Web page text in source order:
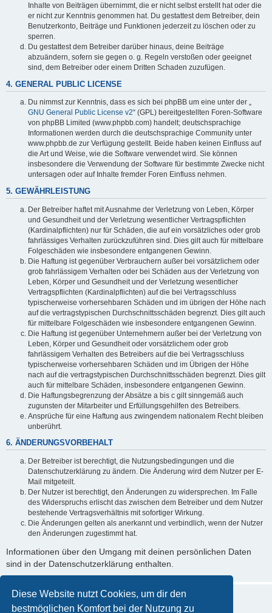
Diese Website nutzt Cookies, um dir den
bestmöglichen Komfort bei der Nutzung zu
Inhalte von Beiträgen übernimmt, die er nicht selbst erstellt hat oder die
er nicht zur Kenntnis genommen hat. Du gestattest dem Betreiber, dein
Benutzerkonto, Beiträge und Funktionen jederzeit zu löschen oder zu
sperren.
Du gestattest dem Betreiber darüber hinaus, deine Beiträge
abzuändern, sofern sie gegen o. g. Regeln verstoßen oder geeignet
sind, dem Betreiber oder einem Dritten Schaden zuzufügen.
4. GENERAL PUBLIC LICENSE
Du nimmst zur Kenntnis, dass es sich bei phpBB um eine unter der „
GNU General Public License v2“ (GPL) bereitgestellten Foren-Software
von phpBB Limited (www.phpbb.com) handelt; deutschsprachige
Informationen werden durch die deutschsprachige Community unter
www.phpbb.de zur Verfügung gestellt. Beide haben keinen Einfluss auf
die Art und Weise, wie die Software verwendet wird. Sie können
insbesondere die Verwendung der Software für bestimmte Zwecke nicht
untersagen oder auf Inhalte fremder Foren Einfluss nehmen.
5. GEWÄHRLEISTUNG
Der Betreiber haftet mit Ausnahme der Verletzung von Leben, Körper
und Gesundheit und der Verletzung wesentlicher Vertragspflichten
(Kardinalpflichten) nur für Schäden, die auf ein vorsätzliches oder grob
fahrlässiges Verhalten zurückzuführen sind. Dies gilt auch für mittelbare
Folgeschäden wie insbesondere entgangenen Gewinn.
Die Haftung ist gegenüber Verbrauchern außer bei vorsätzlichem oder
grob fahrlässigem Verhalten oder bei Schäden aus der Verletzung von
Leben, Körper und Gesundheit und der Verletzung wesentlicher
Vertragspflichten (Kardinalpflichten) auf die bei Vertragsschluss
typischerweise vorhersehbaren Schäden und im übrigen der Höhe nach
auf die vertragstypischen Durchschnittsschäden begrenzt. Dies gilt auch
für mittelbare Folgeschäden wie insbesondere entgangenen Gewinn.
Die Haftung ist gegenüber Unternehmern außer bei der Verletzung von
Leben, Körper und Gesundheit oder vorsätzlichem oder grob
fahrlässigem Verhalten des Betreibers auf die bei Vertragsschluss
typischerweise vorhersehbaren Schäden und im Übrigen der Höhe
nach auf die vertragstypischen Durchschnittsschäden begrenzt. Dies gilt
auch für mittelbare Schäden, insbesondere entgangenen Gewinn.
Die Haftungsbegrenzung der Absätze a bis c gilt sinngemäß auch
zugunsten der Mitarbeiter und Erfüllungsgehilfen des Betreibers.
Ansprüche für eine Haftung aus zwingendem nationalem Recht bleiben
unberührt.
6. ÄNDERUNGSVORBEHALT
Der Betreiber ist berechtigt, die Nutzungsbedingungen und die
Datenschutzerklärung zu ändern. Die Änderung wird dem Nutzer per E-
Mail mitgeteilt.
Der Nutzer ist berechtigt, den Änderungen zu widersprechen. Im Falle
des Widerspruchs erlischt das zwischen dem Betreiber und dem Nutzer
bestehende Vertragsverhältnis mit sofortiger Wirkung.
Die Änderungen gelten als anerkannt und verbindlich, wenn der Nutzer
den Änderungen zugestimmt hat.
Informationen über den Umgang mit deinen persönlichen Daten
sind in der Datenschutzerklärung enthalten.